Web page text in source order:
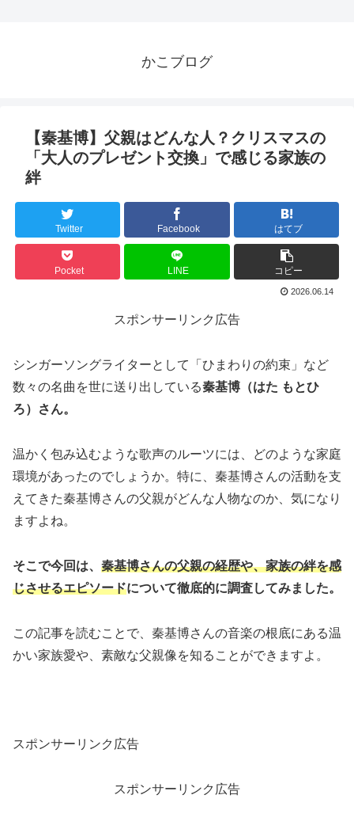
かこブログ
【秦基博】父親はどんな人？クリスマスの
「大人のプレゼント交換」で感じる家族の
絆
Twitter Facebook はてブ
Pocket LINE コピー
2026.06.14
スポンサーリンク広告
シンガーソングライターとして「ひまわりの約束」など
数々の名曲を世に送り出している秦基博（はた もとひ
ろ）さん。
温かく包み込むような歌声のルーツには、どのような家庭
環境があったのでしょうか。特に、秦基博さんの活動を支
えてきた秦基博さんの父親がどんな人物なのか、気になり
ますよね。
そこで今回は、 秦基博さんの父親の経歴や、家族の絆を感
じさせるエピソードについて徹底的に調査してみました。
この記事を読むことで、秦基博さんの音楽の根底にある温
かい家族愛や、素敵な父親像を知ることができますよ。
スポンサーリンク広告
スポンサーリンク広告